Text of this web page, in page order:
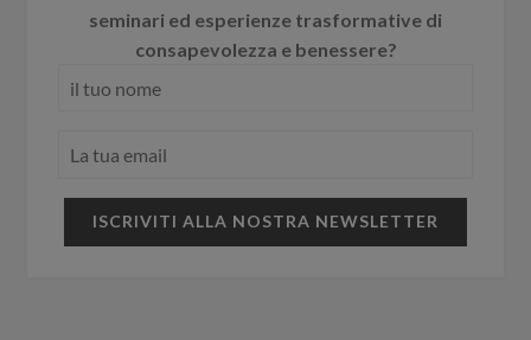
seminari ed esperienze trasformative di
consapevolezza e benessere?